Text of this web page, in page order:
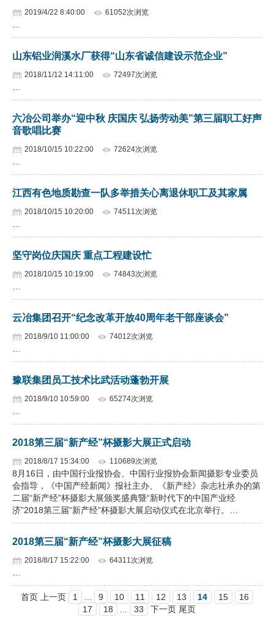
2019/4/22 8:40:00 61052次浏览
山东铝业润溪水厂获得“山东省诚信建设示范企业”
2018/11/12 14:11:00 72497次浏览
六冶公司举办“迎中秋 庆国庆 弘扬劳动美”第三届职工好声
音歌唱比赛
2018/10/15 10:22:00 72624次浏览
江西有色地质勘查一队多举措关心离退休职工及其家属
2018/10/15 10:20:00 74511次浏览
坚守岗位庆国庆 重点工程建设忙
2018/10/15 10:19:00 74843次浏览
云冶集团召开“纪念改革开放40周年老干部座谈会”
2018/9/10 11:00:00 74012次浏览
豫联集团员工技术比武活动蓬勃开展
2018/9/10 10:59:00 65274次浏览
2018第三届“新产经”杯摄影大展正式启动
2018/8/17 15:34:00 110689次浏览
8月16日，由中国行业报协会、中国行业报协会新闻摄影专业委员
会指导，《中国产经新闻》报社主办、《新产经》杂志社承办的第
二届“新产经”杯摄影大展颁奖盛典暨“新时代下的中国产业经
济”2018第三届“新产经”杯摄影大展启动仪式在北京举行。…
2018第三届“新产经”杯摄影大展征稿
2018/8/17 15:22:00 64311次浏览
首页 上一页 1 9 10 11 12 13 14 15
16
17
18 33 下一页 尾页